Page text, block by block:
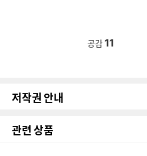
공감 11
저작권 안내
관련 상품